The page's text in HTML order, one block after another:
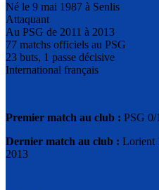
Né le 9 mai 1987 à Senlis
Attaquant
Au PSG de 2011 à 2013
77 matchs officiels au PSG
23 buts, 1 passe décisive
International français
Premier match au club : PSG 0/
Dernier match au club : Lorient
2013